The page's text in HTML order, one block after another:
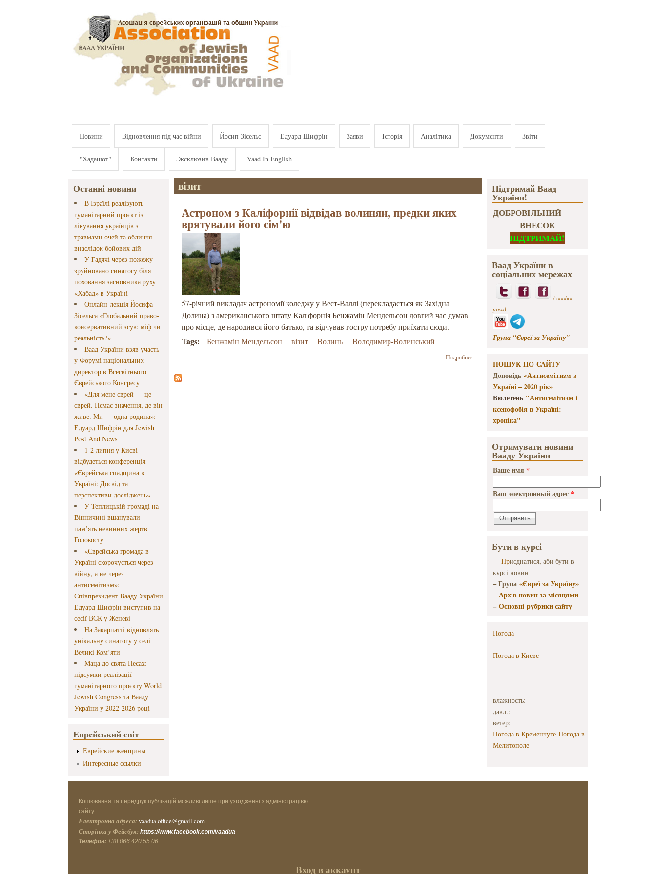
Новини Відновлення під час війни Йосип Зісельс Едуард Шифрін Заяви Історія Аналітика Документи Звіти
"Хадашот" Контакти Эксклюзив Вааду Vaad In English
Останні новини
В Ізраїлі реалізують
гуманітарний проєкт із
лікування українців з
травмами очей та обличчя
внаслідок бойових дій
У Гадячі через пожежу
зруйновано синагогу біля
поховання засновника руху
«Хабад» в Україні
Онлайн-лекція Йосифа
Зісельса «Глобальний право-
консервативний зсув: міф чи
реальність?»
Ваад України взяв участь
у Форумі національних
директорів Всесвітнього
Єврейського Конгресу
«Для мене єврей — це
єврей. Немає значення, де він
живе. Ми — одна родина»:
Едуард Шифрін для Jewish
Post And News
1-2 липня у Києві
відбудеться конференція
«Єврейська спадщина в
Україні: Досвід та
перспективи досліджень»
У Теплицькій громаді на
Вінничині вшанували
пам’ять невинних жертв
Голокосту
«Єврейська громада в
Україні скорочується через
війну, а не через
антисемітизм»:
Співпрезидент Вааду України
Едуард Шифрін виступив на
сесії ВЄК у Женеві
На Закарпатті відновлять
унікальну синагогу у селі
Великі Ком’яти
Маца до свята Песах:
підсумки реалізації
гуманітарного проєкту World
Jewish Congress та Вааду
України у 2022-2026 році
Еврейський світ
Еврейские женщины
Интересные ссылки
візит
Астроном з Каліфорнії відвідав волинян, предки яких
врятували його сім'ю
57-річний викладач астрономії коледжу у Вест-Валлі (перекладається як Західна
Долина) з американського штату Каліфорнія Бенжамін Мендельсон довгий час думав
про місце, де народився його батько, та відчував гостру потребу приїхати сюди.
Tags: Бенжамін Мендельсон візит Волинь Володимир-Волинський
Подробнеео
Астроном
Каліфорнії
волинян,
врятували
Підтримай Ваад
України!
ДОБРОВІЛЬНИЙ
ВНЕСОК
ПІДТРИМАЙ!
Ваад України в
соціальних мережах
(vaadua
press)
Група "Євреї за Україну"
ПОШУК ПО САЙТУ
Доповідь «Антисемітизм в
Україні – 2020 рік»
Бюлетень "Антисемітизм і
ксенофобія в Україні:
хроніка"
Отримувати новини
Вааду України
Ваше имя *
Ваш электронный адрес *
Бути в курсі
– Приєднатися, аби бути в
курсі новин
– Група «Євреї за Україну»
–Архів новин за місяцями
–Основні рубрики сайту
Погода
Погода в Киеве
влажность:
давл.:
ветер:
Погода в Кременчуге Погода в
Мелитополе
Копіювання та передрук публікацій можливі лише при узгодженні з адміністрацією
сайту.
Електронна адреса: vaadua.office@gmail.com
Сторінка у Фейсбук: https://www.facebook.com/vaadua
Телефон: +38 066 420 55 06.
Вход в аккаунт